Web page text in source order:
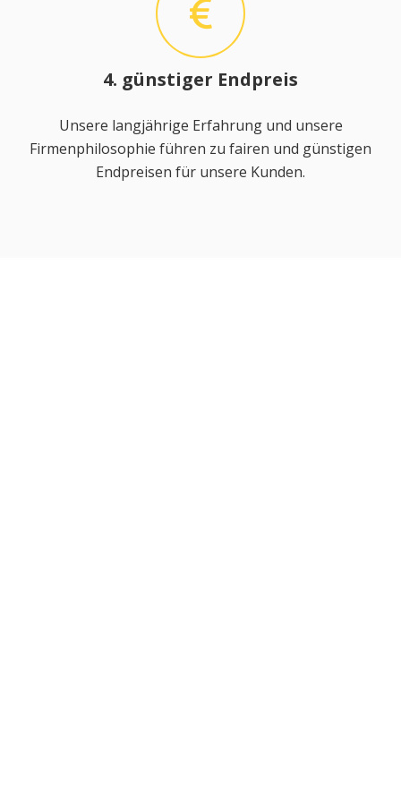
4. günstiger Endpreis
Unsere langjährige Erfahrung und unsere
Firmenphilosophie führen zu fairen und günstigen
Endpreisen für unsere Kunden.